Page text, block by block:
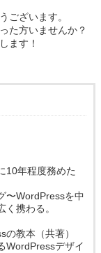
ございます。
た方いませんか？
ます！
10年程度務めた
〜WordPressを中
携わる。
の教本（共著）
WordPressデザイ